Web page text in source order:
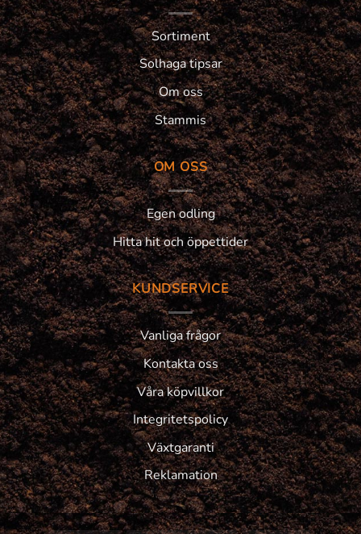
Sortiment
Solhaga tipsar
Om oss
Stammis
OM OSS
Egen odling
Hitta hit och öppettider
KUNDSERVICE
Vanliga frågor
Kontakta oss
Våra köpvillkor
Integritetspolicy
Växtgaranti
Reklamation